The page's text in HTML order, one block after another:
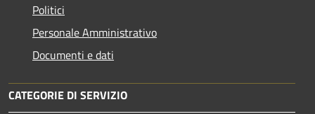
Politici
Personale Amministrativo
Documenti e dati
CATEGORIE DI SERVIZIO